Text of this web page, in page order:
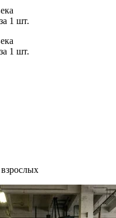
1 шт.
1 шт.